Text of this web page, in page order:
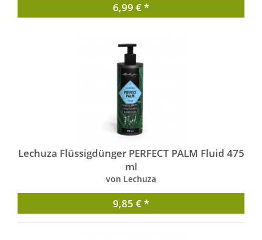
6,99 € *
Lechuza Flüssigdünger PERFECT PALM Fluid 475
ml
von Lechuza
9,85 € *